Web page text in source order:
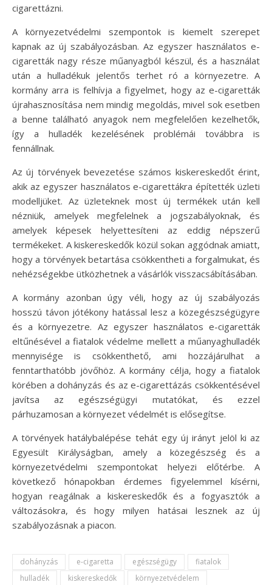
cigarettázni.
A környezetvédelmi szempontok is kiemelt szerepet
kapnak az új szabályozásban. Az egyszer használatos e-
cigaretták nagy része műanyagból készül, és a használat
után a hulladékuk jelentős terhet ró a környezetre. A
kormány arra is felhívja a figyelmet, hogy az e-cigaretták
újrahasznosítása nem mindig megoldás, mivel sok esetben
a benne található anyagok nem megfelelően kezelhetők,
így a hulladék kezelésének problémái továbbra is
fennállnak.
Az új törvények bevezetése számos kiskereskedőt érint,
akik az egyszer használatos e-cigarettákra építették üzleti
modelljüket. Az üzleteknek most új termékek után kell
nézniük, amelyek megfelelnek a jogszabályoknak, és
amelyek képesek helyettesíteni az eddig népszerű
termékeket. A kiskereskedők közül sokan aggódnak amiatt,
hogy a törvények betartása csökkentheti a forgalmukat, és
nehézségekbe ütközhetnek a vásárlók visszacsábításában.
A kormány azonban úgy véli, hogy az új szabályozás
hosszú távon jótékony hatással lesz a közegészségügyre
és a környezetre. Az egyszer használatos e-cigaretták
eltűnésével a fiatalok védelme mellett a műanyaghulladék
mennyisége is csökkenthető, ami hozzájárulhat a
fenntarthatóbb jövőhöz. A kormány célja, hogy a fiatalok
körében a dohányzás és az e-cigarettázás csökkentésével
javítsa az egészségügyi mutatókat, és ezzel
párhuzamosan a környezet védelmét is elősegítse.
A törvények hatálybalépése tehát egy új irányt jelöl ki az
Egyesült Királyságban, amely a közegészség és a
környezetvédelmi szempontokat helyezi előtérbe. A
következő hónapokban érdemes figyelemmel kísérni,
hogyan reagálnak a kiskereskedők és a fogyasztók a
változásokra, és hogy milyen hatásai lesznek az új
szabályozásnak a piacon.
dohányzás e-cigaretta egészségügy
fiatalok
hulladék
kiskereskedők
környezetvédelem